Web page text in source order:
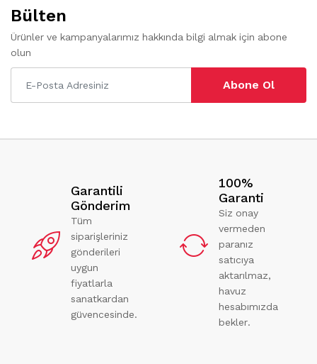
Bülten
Ürünler ve kampanyalarımız hakkında bilgi almak için abone
olun
Abone Ol
Garantili
Gönderim
Tüm
siparişleriniz
gönderileri
uygun
fiyatlarla
sanatkardan
güvencesinde.
100%
Garanti
Siz onay
vermeden
paranız
satıcıya
aktarılmaz,
havuz
hesabımızda
bekler.